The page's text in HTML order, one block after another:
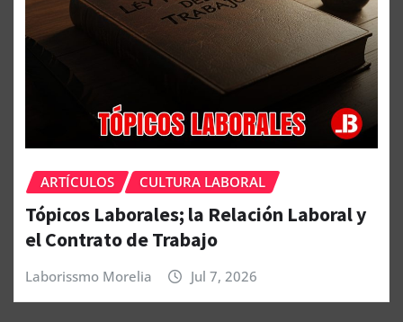
ARTÍCULOS CULTURA LABORAL
Tópicos Laborales; la Relación Laboral y
el Contrato de Trabajo
Laborissmo Morelia Jul 7, 2026